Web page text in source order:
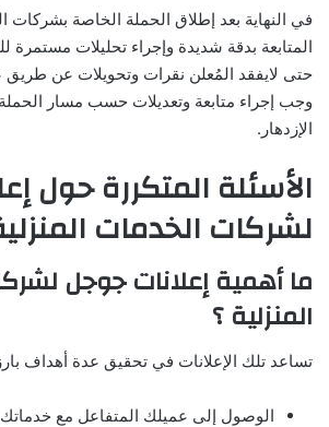
في النهاية بعد إطلاق الحملة الخاصة بشركات
المتابعة بدقة شديدة وإجراء تحليلات مستمرة
حتى لايفقد المُعلن نقرات وتحويلات عن طريق
وجب إجراء متابعة وتعديلات حسب مسار
الإزدهار.
الأسئلة المتكررة حول
لشركات الخدمات
ما أهمية إعلانات جوجل
المنزلية ؟
تساعد تلك الإعلانات في تحقيق عدة أهداف
الوصول إلى عميلك المتفاعل مع